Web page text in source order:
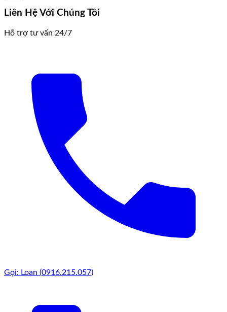
Liên Hệ Với Chúng Tôi
Hỗ trợ tư vấn 24/7
Gọi: Loan (0916.215.057)